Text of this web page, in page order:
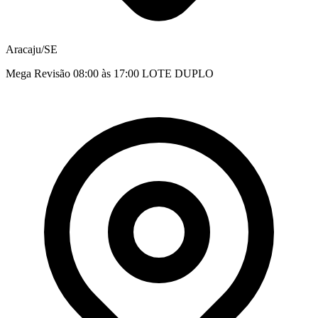
Aracaju/SE
Mega Revisão 08:00 às 17:00 LOTE DUPLO